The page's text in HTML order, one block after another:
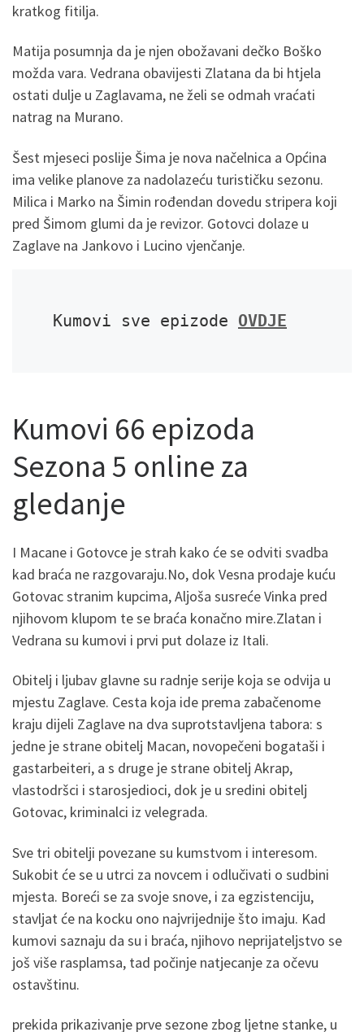
kratkog fitilja.
Matija posumnja da je njen obožavani dečko Boško
možda vara. Vedrana obavijesti Zlatana da bi htjela
ostati dulje u Zaglavama, ne želi se odmah vraćati
natrag na Murano.
Šest mjeseci poslije Šima je nova načelnica a Općina
ima velike planove za nadolazeću turističku sezonu.
Milica i Marko na Šimin rođendan dovedu stripera koji
pred Šimom glumi da je revizor. Gotovci dolaze u
Zaglave na Jankovo i Lucino vjenčanje.
Kumovi sve epizode OVDJE
Kumovi 66 epizoda
Sezona 5 online za
gledanje
I Macane i Gotovce je strah kako će se odviti svadba
kad braća ne razgovaraju.No, dok Vesna prodaje kuću
Gotovac stranim kupcima, Aljoša susreće Vinka pred
njihovom klupom te se braća konačno mire.Zlatan i
Vedrana su kumovi i prvi put dolaze iz Itali.
Obitelj i ljubav glavne su radnje serije koja se odvija u
mjestu Zaglave. Cesta koja ide prema zabačenome
kraju dijeli Zaglave na dva suprotstavljena tabora: s
jedne je strane obitelj Macan, novopečeni bogataši i
gastarbeiteri, a s druge je strane obitelj Akrap,
vlastodršci i starosjedioci, dok je u sredini obitelj
Gotovac, kriminalci iz velegrada.
Sve tri obitelji povezane su kumstvom i interesom.
Sukobit će se u utrci za novcem i odlučivati o sudbini
mjesta. Boreći se za svoje snove, i za egzistenciju,
stavljat će na kocku ono najvrijednije što imaju. Kad
kumovi saznaju da su i braća, njihovo neprijateljstvo se
još više rasplamsa, tad počinje natjecanje za očevu
ostavštinu.
prekida prikazivanje prve sezone zbog ljetne stanke, u